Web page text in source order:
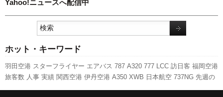
Yahoo!ニュースへ配信中
ホット・キーワード
羽田空港 スターフライヤー エアバス 787 A320 777 LCC 訪日客 福岡空港
旅客数 人事 実績 関西空港 伊丹空港 A350 XWB 日本航空 737NG 先週の